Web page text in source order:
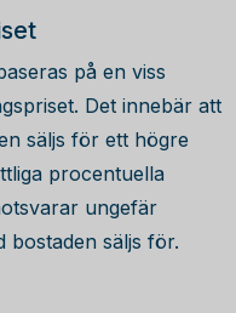
på en viss
Det innebär att
säljs för ett högre
procentuella
ungefär
bostaden säljs för.